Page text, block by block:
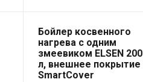
Бойлер косвенного
нагрева с одним
змеевиком ELSEN 200
л, внешнее покрытие
SmartCover